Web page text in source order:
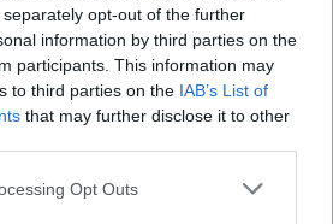
opt-out of the further
information by third parties on the
participants. This information may
to third parties on the IAB’s List of
that may further disclose it to other
Opt Outs